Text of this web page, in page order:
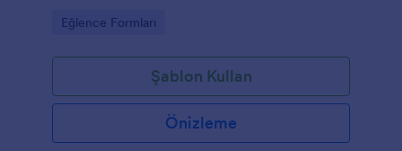
Go to Category:
Eğlence Formları
Şablon Kullan
Önizleme